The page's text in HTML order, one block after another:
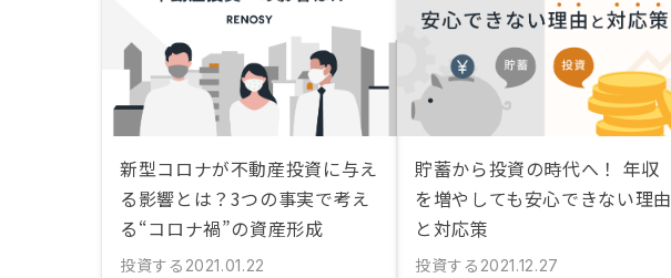
新型コロナが不動産投資に与え
る影響とは？3つの事実で考え
る“コロナ禍”の資産形成
投資する 2021.01.22
貯蓄から投資の時代へ！ 年収
を増やしても安心できない理由
と対応策
投資する 2021.12.27